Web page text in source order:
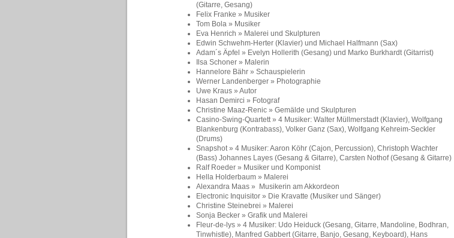
(Gitarre, Gesang)
Felix Franke » Musiker
Tom Bola » Musiker
Eva Henrich » Malerei und Skulpturen
Edwin Schwehm-Herter (Klavier) und Michael Halfmann (Sax)
Adam´s Äpfel » Evelyn Hollerith (Gesang) und Marko Burkhardt (Gitarrist)
Ilsa Schoner » Malerin
Hannelore Bähr » Schauspielerin
Werner Landenberger » Photographie
Uwe Kraus » Autor
Hasan Demirci » Fotograf
Christine Maaz-Renic » Gemälde und Skulpturen
Casino-Swing-Quartett » 4 Musiker: Walter Müllmerstadt (Klavier), Wolfgang
Blankenburg (Kontrabass), Volker Ganz (Sax), Wolfgang Kehreim-Seckler
(Drums)
Snapshot» 4 Musiker: Aaron Köhr (Cajon, Percussion), Christoph Wachter
(Bass) Johannes Layes (Gesang & Gitarre), Carsten Nothof (Gesang & Gitarre)
Ralf Roeder » Musiker und Komponist
Hella Holderbaum » Malerei
Alexandra Maas » Musikerin am Akkordeon
Electronic Inquisitor » Die Kravatte (Musiker und Sänger)
Christine Steinebrei » Malerei
Sonja Becker » Grafik und Malerei
Fleur-de-lys » 4 Musiker: Udo Heiduck (Gesang, Gitarre, Mandoline, Bodhran,
Tinwhistle), Manfred Gabbert(Gitarre, Banjo, Gesang, Keyboard), Hans